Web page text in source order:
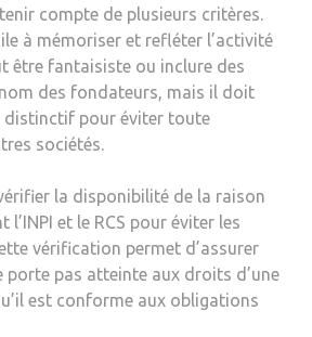
compte de plusieurs critères.
à mémoriser et refléter l’activité
être fantaisiste ou inclure des
des fondateurs, mais il doit
distinctif pour éviter toute
sociétés.
la disponibilité de la raison
et le RCS pour éviter les
vérification permet d’assurer
porte pas atteinte aux droits d’une
est conforme aux obligations